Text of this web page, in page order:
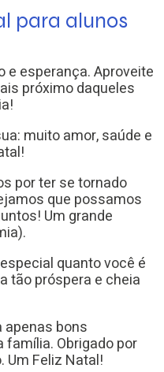
para alunos
e esperança. Aproveite
próximo daqueles
muito amor, saúde e
por ter se tornado
que possamos
Um grande
quanto você é
tão próspera e cheia
apenas bons
Obrigado por
Um Feliz Natal!